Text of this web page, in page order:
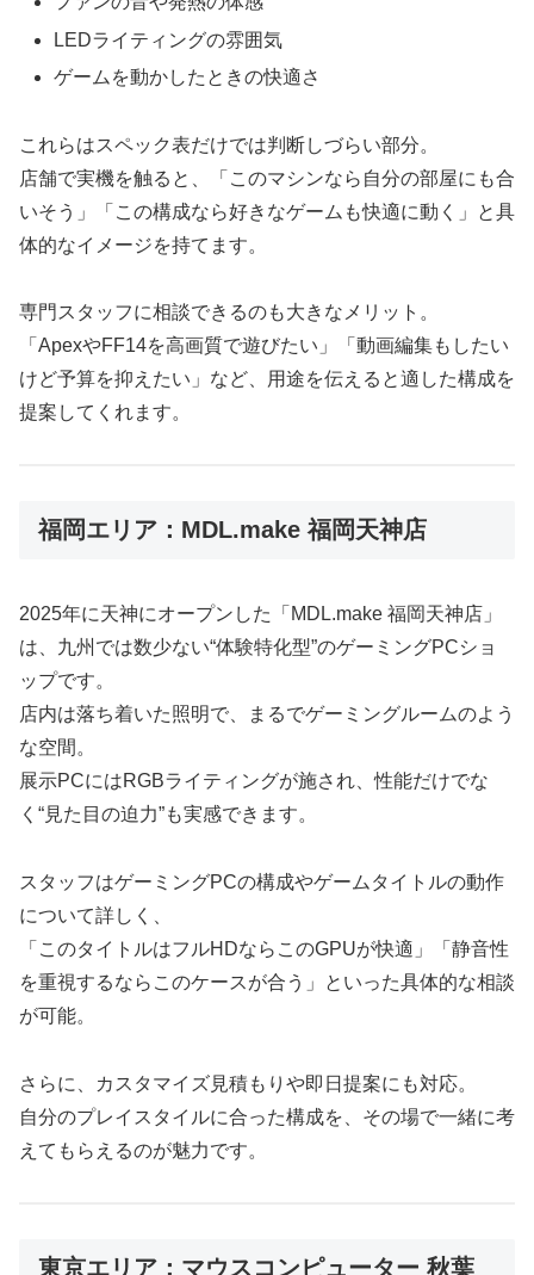
LEDライティングの雰囲気
ゲームを動かしたときの快適さ
これらはスペック表だけでは判断しづらい部分。
店舗で実機を触ると、「このマシンなら自分の部屋にも合
いそう」「この構成なら好きなゲームも快適に動く」と具
体的なイメージを持てます。
専門スタッフに相談できるのも大きなメリット。
「ApexやFF14を高画質で遊びたい」「動画編集もしたい
けど予算を抑えたい」など、用途を伝えると適した構成を
提案してくれます。
福岡エリア：MDL.make 福岡天神店
2025年に天神にオープンした「MDL.make 福岡天神店」
は、九州では数少ない“体験特化型”のゲーミングPCショ
ップです。
店内は落ち着いた照明で、まるでゲーミングルームのよう
な空間。
展示PCにはRGBライティングが施され、性能だけでな
く“見た目の迫力”も実感できます。
スタッフはゲーミングPCの構成やゲームタイトルの動作
について詳しく、
「このタイトルはフルHDならこのGPUが快適」「静音性
を重視するならこのケースが合う」といった具体的な相談
が可能。
さらに、カスタマイズ見積もりや即日提案にも対応。
自分のプレイスタイルに合った構成を、その場で一緒に考
えてもらえるのが魅力です。
東京エリア：マウスコンピューター 秋葉